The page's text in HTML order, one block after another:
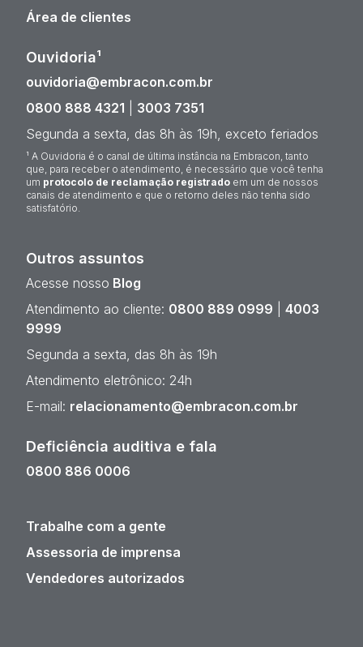
Área de clientes
Ouvidoria¹
ouvidoria@embracon.com.br
0800 888 4321
3003 7351
Segunda a sexta, das 8h às 19h, exceto feriados
¹ A Ouvidoria é o canal de última instância na Embracon, tanto
que, para receber o atendimento, é necessário que você tenha
um protocolo de reclamação registrado em um de nossos
canais de atendimento e que o retorno deles não tenha sido
satisfatório.
Outros assuntos
Acesse nosso Blog
Atendimento ao cliente: 0800 889 0999
4003
9999
Segunda a sexta, das 8h às 19h
Atendimento eletrônico: 24h
E-mail: relacionamento@embracon.com.br
Deficiência auditiva e fala
0800 886 0006
Trabalhe com a gente
Assessoria de imprensa
Vendedores autorizados